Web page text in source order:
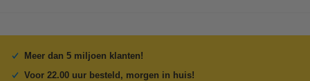
Meer dan 5 miljoen klanten!
Voor 22.00 uur besteld, morgen in huis!